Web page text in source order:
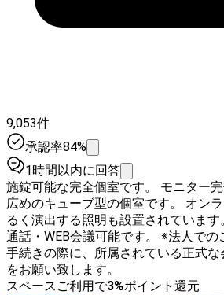
9,053件
承認率84%
1時間以内に回答
施錠可能な完全個室です。 モニター
広めのキューブ型の個室です。 オン
るく演出する照明も設置されています。 H¹Tは全席で会話
通話・WEB会議可能です。 ※法人でのご利用の場合は、予約
手続きの際に、所属されている正式
をお願い致します。
スペースご利用で3%ポイント還元